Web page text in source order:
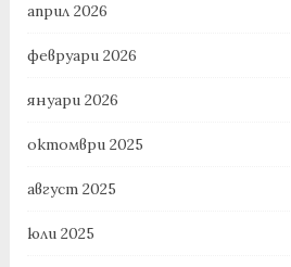
април 2026
февруари 2026
януари 2026
октомври 2025
август 2025
юли 2025